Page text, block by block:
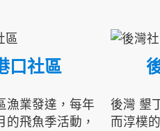
口社區
漁業發達，每年
的飛魚季活動，
後灣 墾
而淳樸